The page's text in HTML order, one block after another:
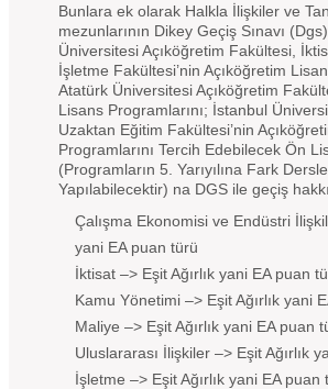
Bunlara ek olarak Halkla İlişkiler ve
mezunlarının Dikey Geçiş Sınavı
Üniversitesi Açıköğretim Fakültesi,
İşletme Fakültesi’nin Açıköğretim
Atatürk Üniversitesi Açıköğretim
Lisans Programlarını; İstanbul
Uzaktan Eğitim Fakültesi’nin
Programlarını Tercih Edebilecek Ön
(Programların 5. Yarıyılına Fark
Yapılabilecektir) na DGS ile geçiş
Çalışma Ekonomisi ve Endüstri
yani EA puan türü
İktisat –> Eşit Ağırlık yani EA puan
Kamu Yönetimi –> Eşit Ağırlık yani
Maliye –> Eşit Ağırlık yani EA puan
Uluslararası İlişkiler –> Eşit Ağırlık
İşletme –> Eşit Ağırlık yani EA puan